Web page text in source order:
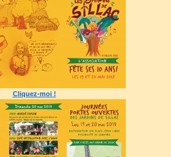
Cliquez-moi !